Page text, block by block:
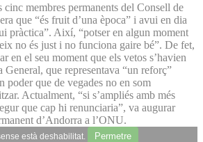
cinc membres permanents del Consell de
que “és fruit d’una època” i avui en dia
pràctica”. Així, “potser en algun moment
no és just i no funciona gaire bé”. De fet,
en el seu moment que els vetos s’havien
General, que representava “un reforç”
poder que de vegades no en som
Actualment, “si s’ampliés amb més
que cap hi renunciaria”, va augurar
d’Andorra a l’ONU.
està deshabilitat. Permetre